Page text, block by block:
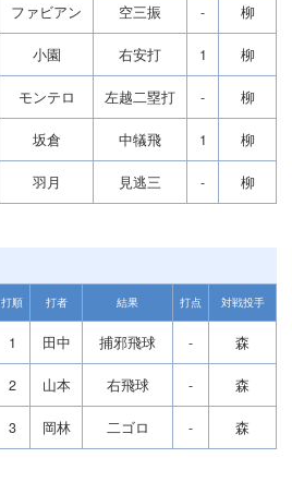
ファビアン 空三振 - 柳
小園 右安打 1 柳
モンテロ 左越二塁打 - 柳
坂倉 中犠飛 1 柳
羽月 見逃三 - 柳
打順 打者 結果 打点 対戦投手
1 田中 捕邪飛球 - 森
2 山本 右飛球 - 森
3 岡林 二ゴロ - 森